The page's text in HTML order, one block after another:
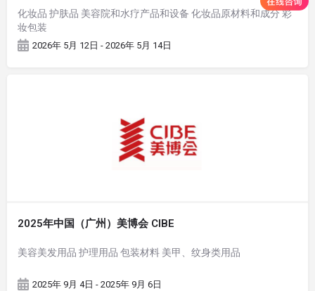
化妆品 护肤品 美容院和水疗产品和设备 化妆品原材料和成分 彩
妆包装
2026年 5月 12日 - 2026年 5月 14日
2025年中国（广州）美博会 CIBE
美容美发用品 护理用品 包装材料 美甲、纹身类用品
2025年 9月 4日 - 2025年 9月 6日